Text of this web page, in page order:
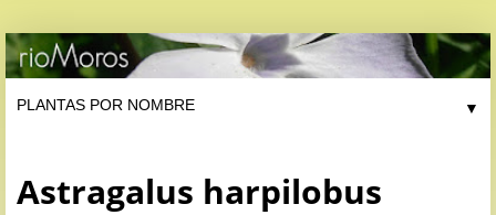
▼
Astragalus harpilobus